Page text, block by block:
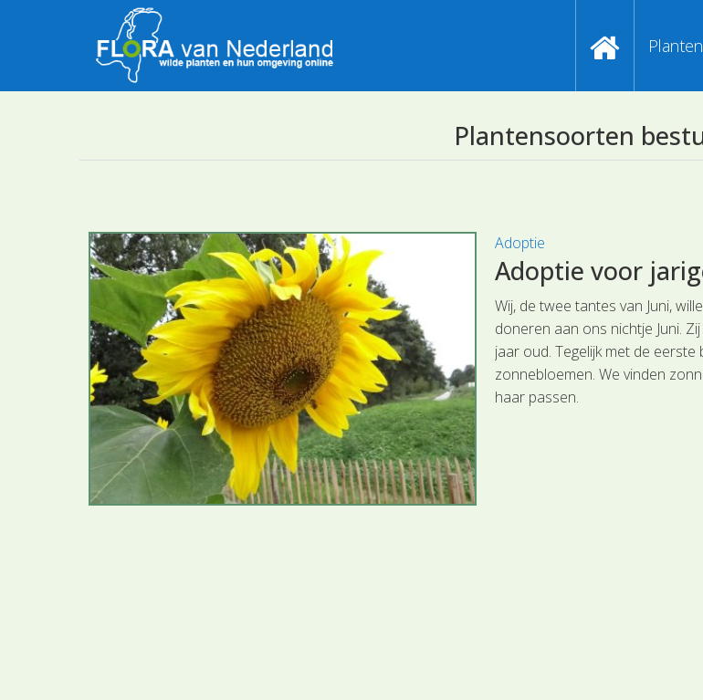
Index
Kijken
Plantensoorten
Adoptie
Adoptie voor
Wij, de twee tantes van Juni,
doneren aan ons nichtje Juni.
jaar oud. Tegelijk met de eerste
zonnebloemen. We vinden
haar passen.